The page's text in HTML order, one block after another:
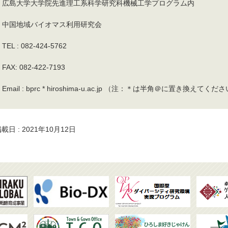
広島大学大学院先進理工系科学研究科機械工学プログラム内
中国地域バイオマス利用研究会
TEL : 082-424-5762
FAX: 082-422-7193
Email : bprc * hiroshima-u.ac.jp （注：＊は半角＠に置き換えてくださ
載日 : 2021年10月12日